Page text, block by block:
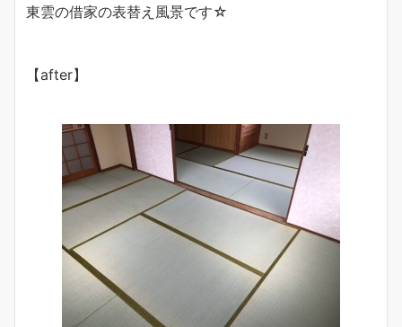
東雲の借家の表替え風景です☆
【after】